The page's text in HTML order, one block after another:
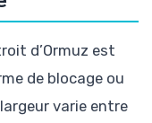
d’Ormuz est
de blocage ou
varie entre